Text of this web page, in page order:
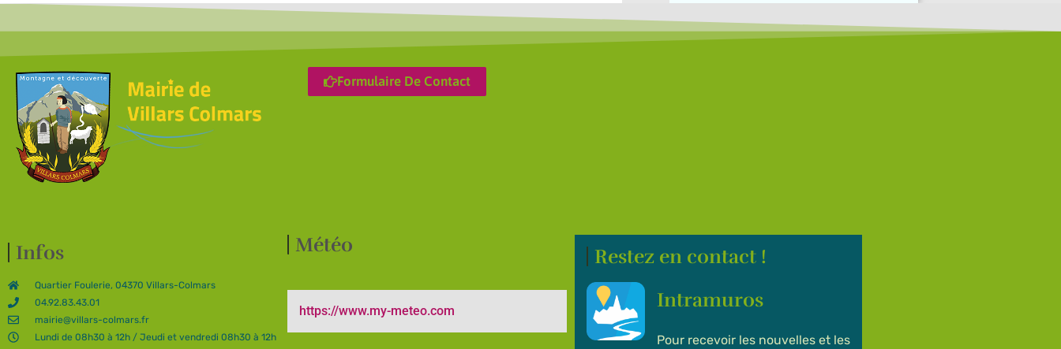
Formulaire De Contact
Infos
Quartier Foulerie, 04370 Villars-Colmars
04.92.83.43.01
mairie@villars-colmars.fr
Lundi de 08h30 à 12h / Jeudi et vendredi 08h30 à 12h
Météo
https://www.my-meteo.com
Restez en contact !
Intramuros
Pour recevoir les nouvelles et les